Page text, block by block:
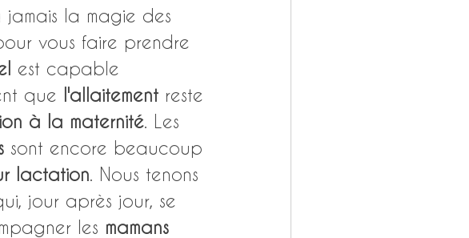
jamais la magie des
vous faire prendre
est capable
que l'allaitement reste
à la maternité . Les
sont encore beaucoup
lactation . Nous tenons
jour après jour, se
les mamans